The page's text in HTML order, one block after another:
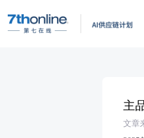
主
文章